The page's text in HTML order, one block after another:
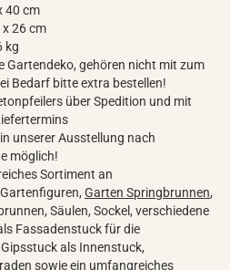
40 cm
26 cm
kg
Gartendeko, gehören nicht mit zum
Bedarf bitte extra bestellen!
über Spedition und mit
unserer Ausstellung nach
möglich!
Sortiment an
Garten Springbrunnen,
Säulen, Sockel, verschiedene
Fassadenstuck für die
als Innenstuck,
sowie ein umfangreiches